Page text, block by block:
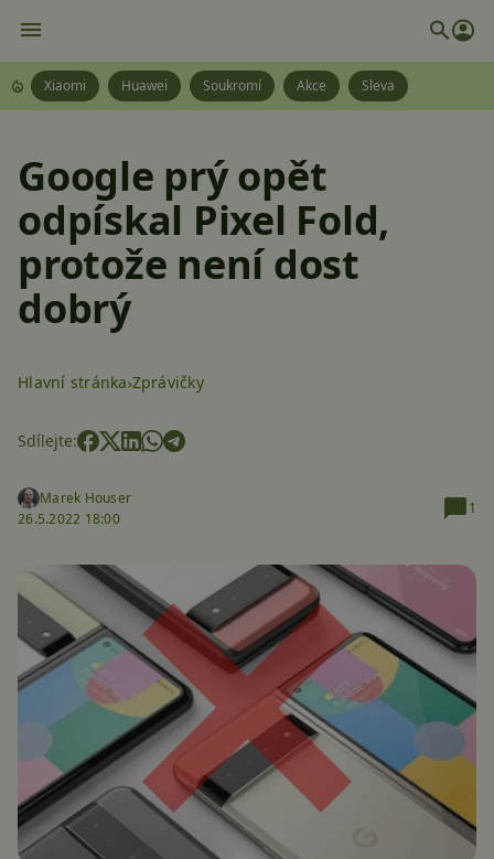
Xiaomi Huawei Soukromí Akce Sleva
Google prý opět
odpískal Pixel Fold,
protože není dost
dobrý
Hlavní stránka Zprávičky
Sdílejte:
Marek Houser
26.5.2022 18:00
1